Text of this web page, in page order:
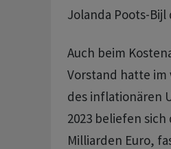
Jolanda Poots-
Auch beim
Vorstand hatte
des inflationären
2023 beliefen
Milliarden Euro,